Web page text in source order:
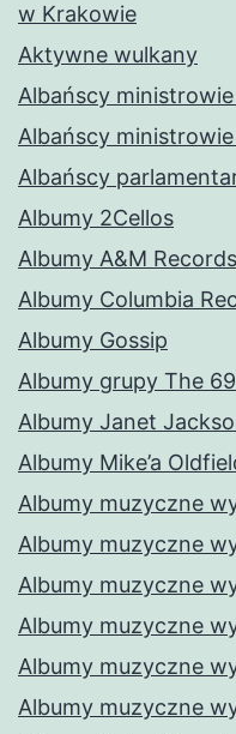
w Krakowie
Aktywne wulkany
Albańscy
Albańscy
Albańscy
Albumy 2Cellos
Albumy A&M Records
Albumy Columbia
Albumy Gossip
Albumy grupy The
Albumy Janet
Albumy Mike’a
Albumy muzyczne
Albumy muzyczne
Albumy muzyczne
Albumy muzyczne
Albumy muzyczne
Albumy muzyczne